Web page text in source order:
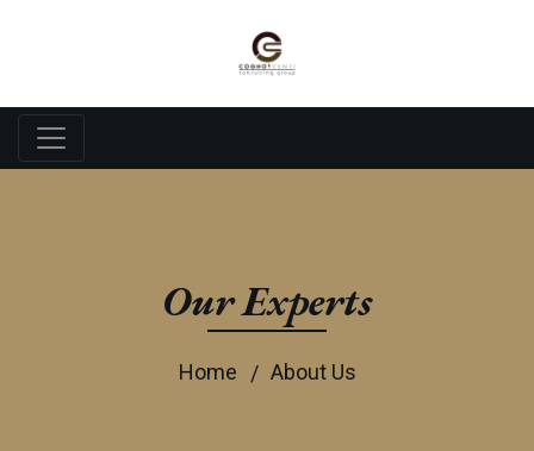
0811-817-7358
Our Experts
Home About Us